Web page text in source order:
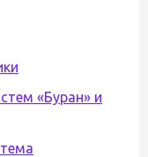
«Буран» и